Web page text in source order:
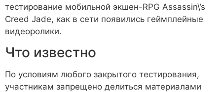
тестирование мобильной экшен-RPG Assassin\’s
Creed Jade, как в сети появились геймплейные
видеоролики.
Что известно
По условиям любого закрытого тестирования,
участникам запрещено делиться материалами